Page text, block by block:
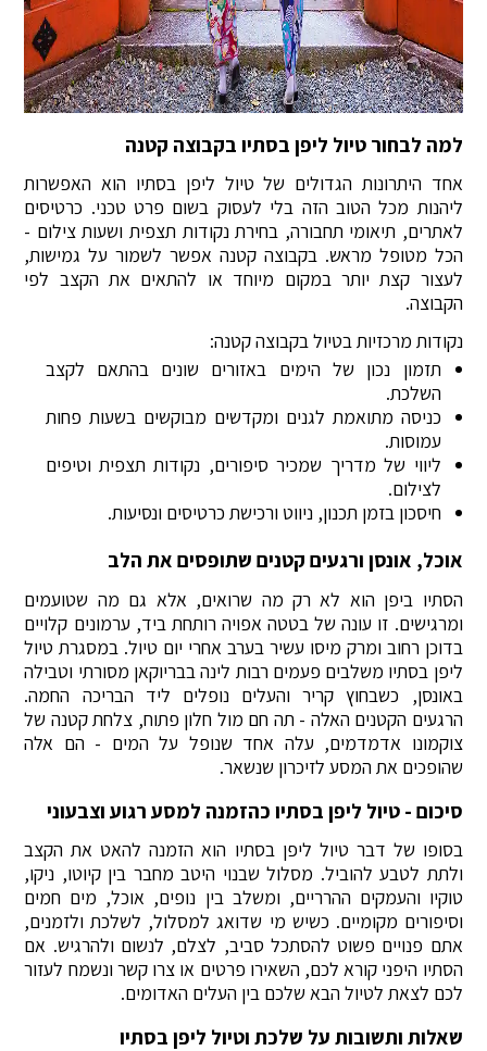
למה לבחור טיול ליפן בסתיו בקבוצה קטנה
אחד היתרונות הגדולים של טיול ליפן בסתיו הוא האפשרות
ליהנות מכל הטוב הזה בלי לעסוק בשום פרט טכני. כרטיסים
לאתרים, תיאומי תחבורה, בחירת נקודות תצפית ושעות צילום -
הכל מטופל מראש. בקבוצה קטנה אפשר לשמור על גמישות,
לעצור קצת יותר במקום מיוחד או להתאים את הקצב לפי
הקבוצה.
נקודות מרכזיות בטיול בקבוצה קטנה:
תזמון נכון של הימים באזורים שונים בהתאם לקצב
השלכת.
כניסה מתואמת לגנים ומקדשים מבוקשים בשעות פחות
עמוסות.
ליווי של מדריך שמכיר סיפורים, נקודות תצפית וטיפים
לצילום.
חיסכון בזמן תכנון, ניווט ורכישת כרטיסים ונסיעות.
אוכל, אונסן ורגעים קטנים שתופסים את הלב
הסתיו ביפן הוא לא רק מה שרואים, אלא גם מה שטועמים
ומרגישים. זו עונה של בטטה אפויה רותחת ביד, ערמונים קלויים
בדוכן רחוב ומרק מיסו עשיר בערב אחרי יום טיול. במסגרת טיול
ליפן בסתיו משלבים פעמים רבות לינה בבריוקאן מסורתי וטבילה
באונסן, כשבחוץ קריר והעלים נופלים ליד הבריכה החמה.
הרגעים הקטנים האלה - תה חם מול חלון פתוח, צלחת קטנה של
צוקמונו אדמדמים, עלה אחד שנופל על המים - הם אלה
שהופכים את המסע לזיכרון שנשאר.
סיכום - טיול ליפן בסתיו כהזמנה למסע רגוע וצבעוני
בסופו של דבר טיול ליפן בסתיו הוא הזמנה להאט את הקצב
ולתת לטבע להוביל. מסלול שבנוי היטב מחבר בין קיוטו, ניקו,
טוקיו והעמקים ההרריים, ומשלב בין נופים, אוכל, מים חמים
וסיפורים מקומיים. כשיש מי שדואג למסלול, לשלכת ולזמנים,
אתם פנויים פשוט להסתכל סביב, לצלם, לנשום ולהרגיש. אם
הסתיו היפני קורא לכם, השאירו פרטים או צרו קשר ונשמח לעזור
לכם לצאת לטיול הבא שלכם בין העלים האדומים.
שאלות ותשובות על שלכת וטיול ליפן בסתיו